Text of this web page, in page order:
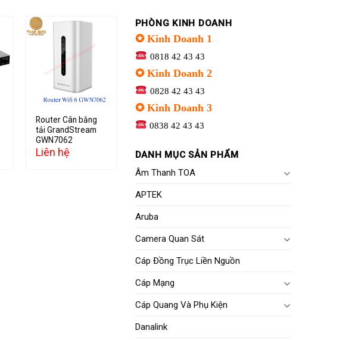
Router Cân bằng
tải GrandStream
GWN7062
Liên hệ
PHÒNG KINH DOANH
✪ Kinh Doanh 1
0818 42 43 43
✪ Kinh Doanh 2
0828 42 43 43
✪ Kinh Doanh 3
0838 42 43 43
DANH MỤC SẢN PHẨM
Âm Thanh TOA
APTEK
Aruba
Camera Quan Sát
Cáp Đồng Trục Liền Nguồn
Cáp Mạng
Cáp Quang Và Phụ Kiện
Danalink